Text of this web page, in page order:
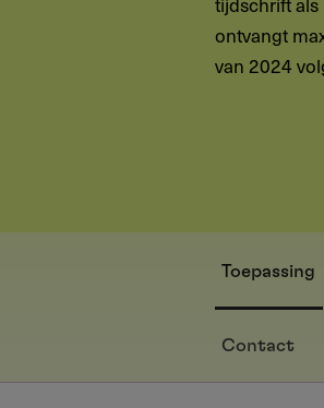
ontvangt
van 2024
Toepassing
Contact